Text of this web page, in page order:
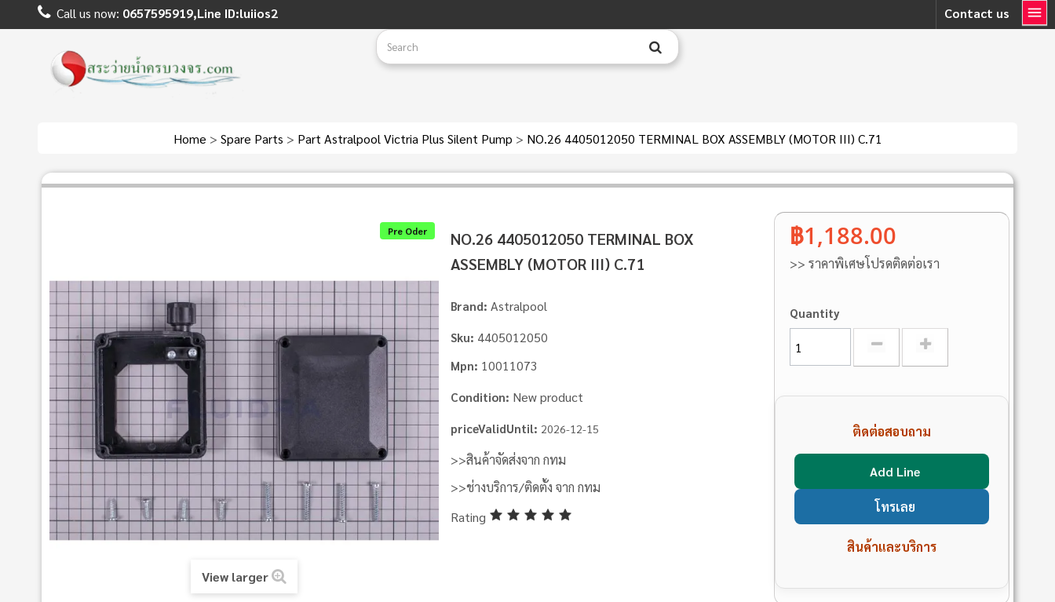
Contact us
Call us now: 0657595919,Line ID:luiios2
Home > Spare Parts > Part Astralpool Victria Plus Silent Pump > NO.26 4405012050 TERMINAL BOX ASSEMBLY (MOTOR III) C.71
Pre Oder
View larger
NO.26 4405012050 TERMINAL BOX
ASSEMBLY (MOTOR III) C.71
Brand: Astralpool
Sku: 4405012050
Mpn: 10011073
Condition: New product
priceValidUntil: 2026-12-15
>>สินค้าจัดส่งจาก กทม
>>ช่างบริการ/ติดตั้ง จาก กทม
Rating
฿1,188.00
>> ราคาพิเศษโปรดติดต่อเรา
Quantity
ติดต่อสอบถาม
Add Line
โทรเลย
สินค้าและบริการ